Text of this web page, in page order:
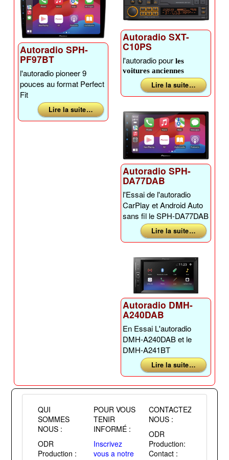
Autoradio SPH-
PF97BT
l'autoradio pioneer 9
pouces au format Perfect
Fit
Lire la suite …
Autoradio SXT-
C10PS
l'autoradio pour les
voitures anciennes
Lire la suite …
Autoradio SPH-
DA77DAB
l'Essai de l'autoradio
CarPlay et Android Auto
sans fil le SPH-DA77DAB
Lire la suite …
Autoradio DMH-
A240DAB
En Essai L'autoradio
DMH-A240DAB et le
DMH-A241BT
Lire la suite …
QUI
SOMMES
NOUS :
ODR
Production :
CONTACTEZ
NOUS :
ODR
Production:
Contact :
POUR VOUS
TENIR
INFORMÉ :
Inscrivez
vous a notre